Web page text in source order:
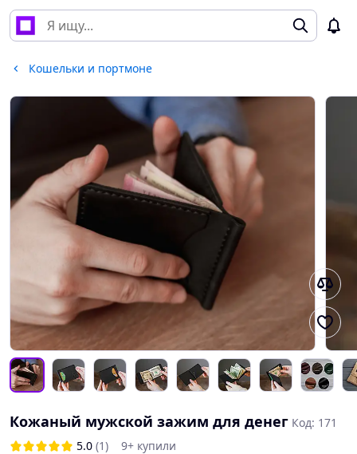
Кошельки и портмоне
Кожаный мужской зажим для денег Код: 171
5.0 (1)
9+ купили